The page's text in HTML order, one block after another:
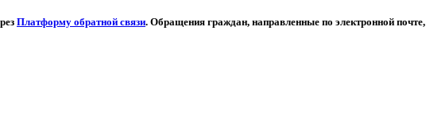
Платформу обратной связи. Обращения граждан, направленные по электронной почте,